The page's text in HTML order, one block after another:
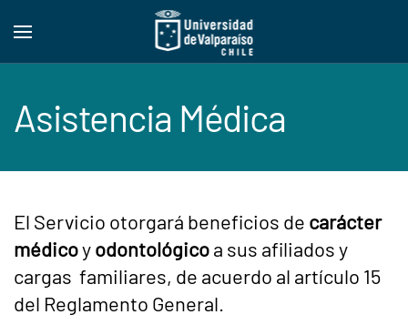
Skip to main content
Asistencia Médica
El Servicio otorgará beneficios de carácter
médicoyodontológicoa sus afiliados y
cargas familiares, de acuerdo al artículo 15
del Reglamento General.